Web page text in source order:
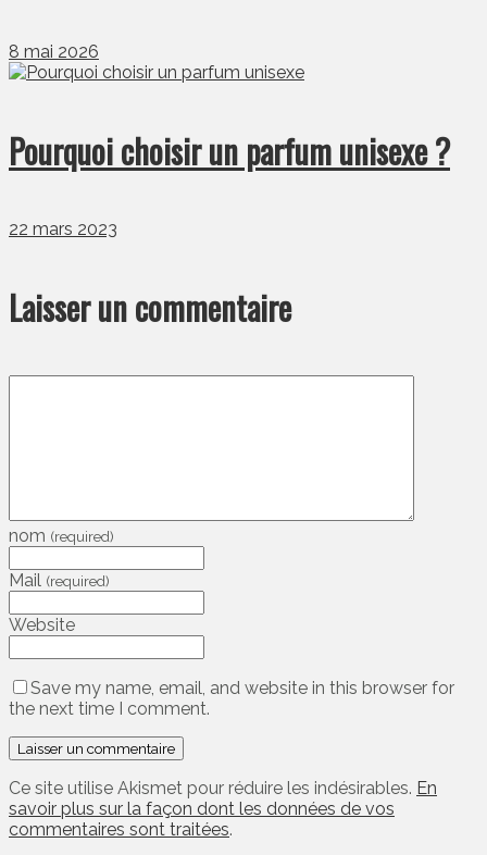
8 mai 2026
Pourquoi choisir un parfum unisexe ?
22 mars 2023
Laisser un commentaire
nom (required)
Mail (required)
Website
Save my name, email, and website in this browser for
the next time I comment.
Ce site utilise Akismet pour réduire les indésirables. En
savoir plus sur la façon dont les données de vos
commentaires sont traitées.